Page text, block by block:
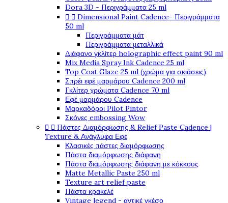
Dora 3D - Περιγράμματα 25 ml
  Dimensional Paint Cadence- Περιγράμματα
50 ml
Περιγράμματα μάτ
Περιγράμματα μεταλλικά
Διάφανο γκλίτερ holographic effect paint 90 ml
Mix Media Spray Ink Cadence 25 ml
Top Coat Glaze 25 ml (χρώμα για σκιάσεις)
Σπρέι εφέ μαρμάρου Cadence 200 ml
Γκλίτερ χρώματα Cadence 70 ml
Εφέ μαρμάρου Cadence
Μαρκαδόροι Pilot Pintor
Σκόνες embossing Wow
  Πάστες Διαμόρφωσης & Relief Paste Cadence |
Texture & Ανάγλυφα Εφέ
Κλασικές πάστες διαμόρφωσης
Πάστα διαμόρφωσης διάφανη
Πάστα διαμόρφωσης διάφανη με κόκκους
Matte Metallic Paste 250 ml
Texture art relief paste
Πάστα κρακελέ
Vintage legend - αντικέ γκέσο